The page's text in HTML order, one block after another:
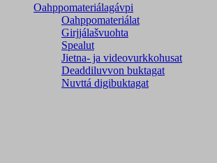
Oahppomateriálagávpi
Oahppomateriálat
Girjjálašvuohta
Spealut
Jietna- ja videovurkkohusat
Deaddiluvvon buktagat
Nuvttá digibuktagat